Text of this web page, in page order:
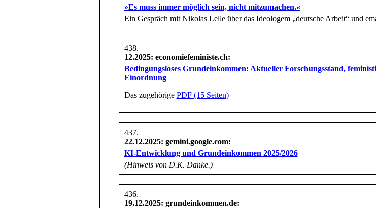
»Es muss immer möglich sein, nicht mitzumachen.«
Ein Gespräch mit Nikolas Lelle über das Ideologem „deutsche Arbeit“ und
12.2025: economiefeministe.ch:
Bedingungsloses Grundeinkommen: Aktueller Forschungsstand,
Einordnung
Das zugehörige PDF (15 Seiten)
22.12.2025: gemini.google.com:
KI-Entwicklung und Grundeinkommen 2025/2026
(Hinweis von D.K. Danke.)
19.12.2025: grundeinkommen.de: